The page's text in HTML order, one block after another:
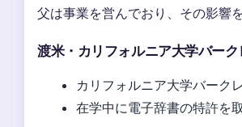
父は事業を営んでおり、その影響を
渡米・カリフォルニア大学バーク
カリフォルニア大学バーク
在学中に電子辞書の特許を